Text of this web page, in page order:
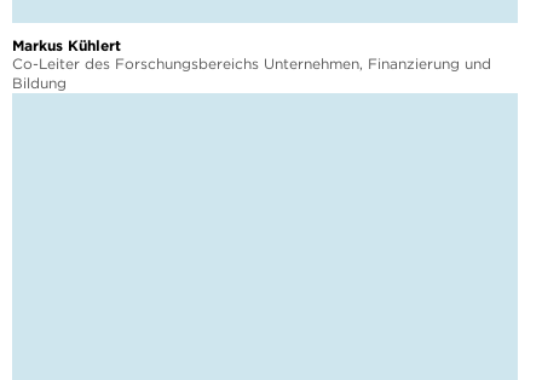
Markus Kühlert
Co-Leiter des Forschungsbereichs Unternehmen, Finanzierung und
Bildung